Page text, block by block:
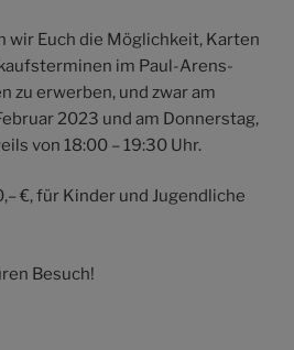
wir Euch die Möglichkeit, Karten
im Paul-Arens-
zu erwerben, und zwar am
2023 und am Donnerstag,
von 18:00 – 19:30 Uhr.
€, für Kinder und Jugendliche
Besuch!